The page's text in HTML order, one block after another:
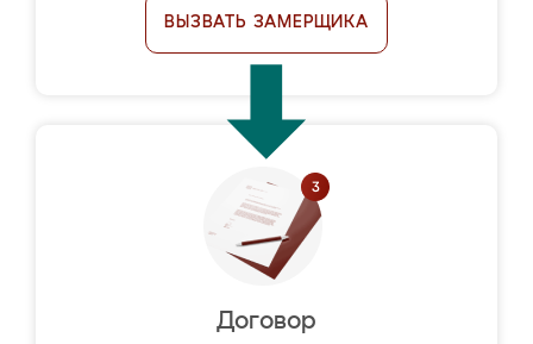
ВЫЗВАТЬ ЗАМЕРЩИКА
Договор